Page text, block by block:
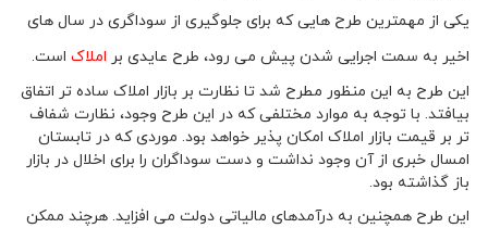
یکی از مهمترین طرح هایی که برای جلوگیری از سوداگری در سال های
اخیر به سمت اجرایی شدن پیش می رود، طرح عایدی براملاک است.
این طرح به این منظور مطرح شد تا نظارت بر بازار املاک ساده تر اتفاق
بیافتد. با توجه به موارد مختلفی که در این طرح وجود، نظارت شفاف
تر بر قیمت بازار املاک امکان پذیر خواهد بود. موردی که در تابستان
امسال خبری از آن وجود نداشت و دست سوداگران را برای اخلال در بازار
باز گذاشته بود.
این طرح همچنین به درآمدهای مالیاتی دولت می افزاید. هرچند ممکن